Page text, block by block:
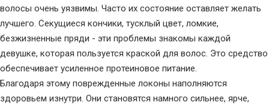
волосы очень уязвимы. Часто их состояние оставляет желать
лучшего. Секущиеся кончики, тусклый цвет, ломкие,
безжизненные пряди - эти проблемы знакомы каждой
девушке, которая пользуется краской для волос. Это средство
обеспечивает усиленное протеиновое питание.
Благодаря этому поврежденные локоны наполняются
здоровьем изнутри. Они становятся намного сильнее, ярче,